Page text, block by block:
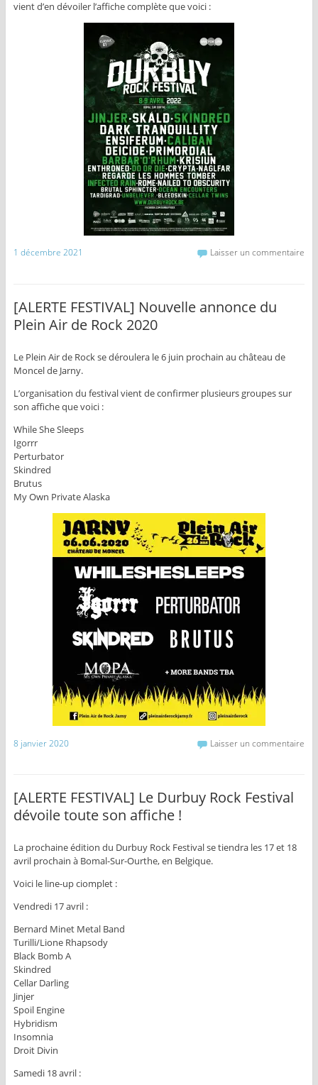
vient d’en dévoiler l’affiche complète que voici :
1 décembre 2021 Laisser un commentaire
[ALERTE FESTIVAL] Nouvelle annonce du
Plein Air de Rock 2020
Le Plein Air de Rock se déroulera le 6 juin prochain au château de
Moncel de Jarny.
L’organisation du festival vient de confirmer plusieurs groupes sur
son affiche que voici :
While She Sleeps
Igorrr
Perturbator
Skindred
Brutus
My Own Private Alaska
8 janvier 2020 Laisser un commentaire
[ALERTE FESTIVAL] Le Durbuy Rock Festival
dévoile toute son affiche !
La prochaine édition du Durbuy Rock Festival se tiendra les 17 et 18
avril prochain à Bomal-Sur-Ourthe, en Belgique.
Voici le line-up ciomplet :
Vendredi 17 avril :
Bernard Minet Metal Band
Turilli/Lione Rhapsody
Black Bomb A
Skindred
Cellar Darling
Jinjer
Spoil Engine
Hybridism
Insomnia
Droit Divin
Samedi 18 avril :